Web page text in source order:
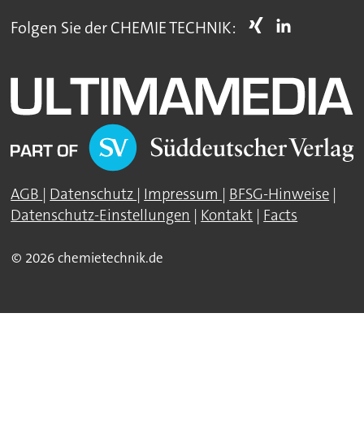
Folgen Sie der CHEMIE TECHNIK:
AGB Datenschutz Impressum BFSG-Hinweise
Datenschutz-Einstellungen
Kontakt Facts
© 2026 chemietechnik.de